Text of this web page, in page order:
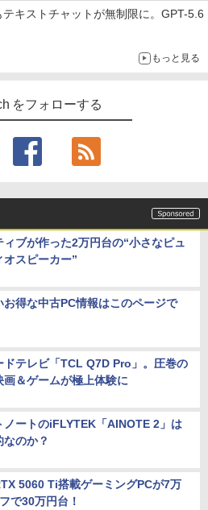
キストチャットが無制限に。GPT-5.6
もっと見る
をフォローする
ィブが作った2万円台の“小さなピュ
オスピーカー”
お得な中古PC情報はこのページで
ドテレビ「TCL Q7D Pro」。圧巻の
画＆ゲームが極上体験に
ノートのiFLYTEK「AINOTE 2」は
のか？
5060 Ti搭載ゲーミングPCが7万
で30万円台！